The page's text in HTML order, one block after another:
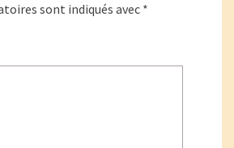
sont indiqués avec *